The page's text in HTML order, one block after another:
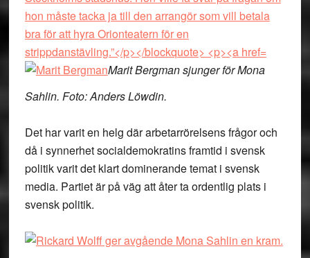
Marit Bergman sjunger för Mona
Sahlin. Foto: Anders Löwdin.
Det har varit en helg där arbetarrörelsens frågor och
då i synnerhet socialdemokratins framtid i svensk
politik varit det klart dominerande temat i svensk
media. Partiet är på väg att åter ta ordentlig plats i
svensk politik.